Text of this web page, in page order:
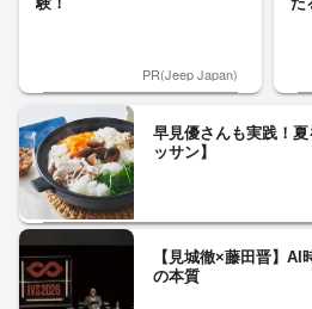
PR(Jeep Japan)
早見優さんも実践！
ッサン】
【見城徹×藤田晋】
の本質